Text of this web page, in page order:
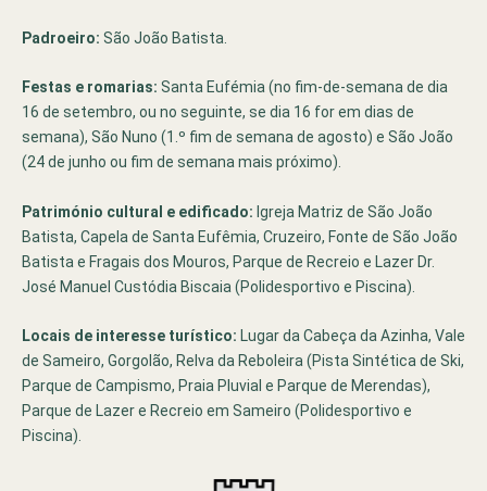
Padroeiro: São João Batista.
Festas e romarias: Santa Eufémia (no fim-de-semana de dia
16 de setembro, ou no seguinte, se dia 16 for em dias de
semana), São Nuno (1.º fim de semana de agosto) e São João
(24 de junho ou fim de semana mais próximo).
Património cultural e edificado: Igreja Matriz de São João
Batista, Capela de Santa Eufêmia, Cruzeiro, Fonte de São João
Batista e Fragais dos Mouros, Parque de Recreio e Lazer Dr.
José Manuel Custódia Biscaia (Polidesportivo e Piscina).
Locais de interesse turístico: Lugar da Cabeça da Azinha, Vale
de Sameiro, Gorgolão, Relva da Reboleira (Pista Sintética de Ski,
Parque de Campismo, Praia Pluvial e Parque de Merendas),
Parque de Lazer e Recreio em Sameiro (Polidesportivo e
Piscina).